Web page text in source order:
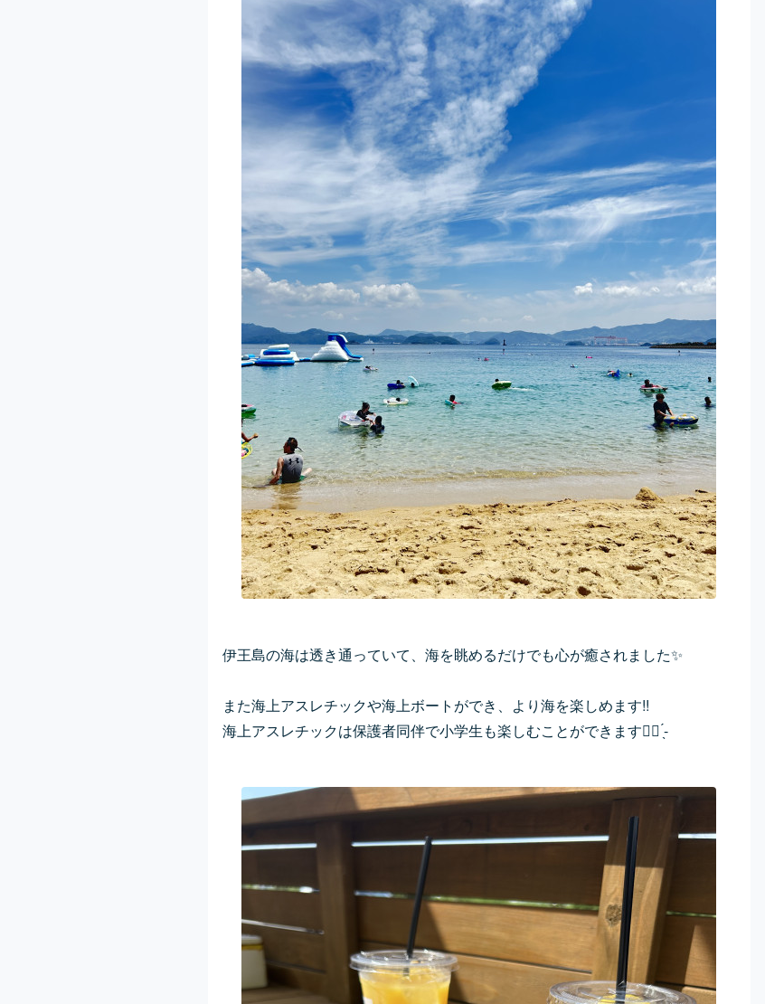
伊王島の海は透き通っていて、海を眺めるだけでも心が癒されました✨
また海上アスレチックや海上ボートができ、より海を楽しめます!!
海上アスレチックは保護者同伴で小学生も楽しむことができます︎👍🏻 ̖́-